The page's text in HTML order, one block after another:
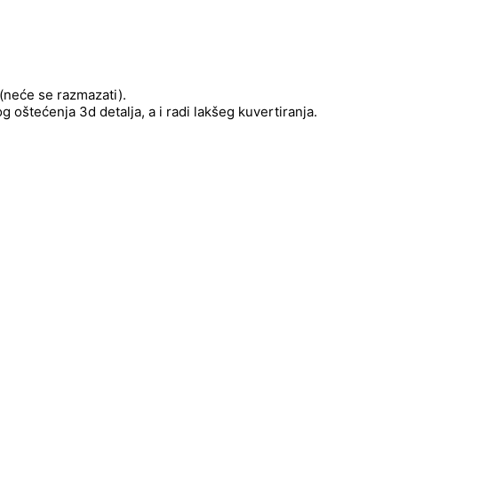
se razmazati).
oštećenja 3d detalja, a i radi lakšeg kuvertiranja.